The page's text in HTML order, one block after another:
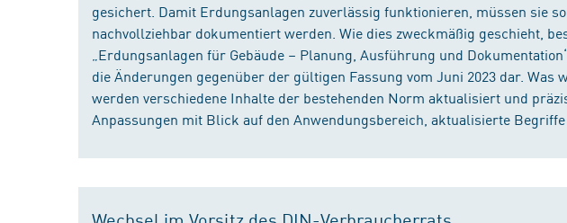
gesichert. Damit Erdungsanlagen zuverlässig funktionieren, müssen sie
nachvollziehbar dokumentiert werden. Wie dies zweckmäßig geschieht,
„Erdungsanlagen für Gebäude – Planung, Ausführung und
die Änderungen gegenüber der gültigen Fassung vom Juni 2023 dar.
werden verschiedene Inhalte der bestehenden Norm aktualisiert und
Anpassungen mit Blick auf den Anwendungsbereich, aktualisierte Begriffe